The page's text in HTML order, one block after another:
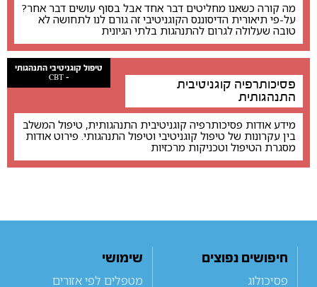
מה קורה כשאנו מחליטים דבר אחד אבל בסוף עושים דבר אחר?
על-פי תיאורית הדיסוננס הקוגניטיבי זה גורם לנו לתחושה לא
טובה שעלולה לגרום להתנהגות בלתי הגיונית
טיפול קוגניטיבי התנהגותי
- CBT
פסיכותרפיה קוגניטיבית
התנהגותית
מידע אודות פסיכותרפיה קוגניטיבית התנהגותית, טיפול המשלב
בין עקרונות של טיפול קוגניטיבי וטיפול התנהגותי. פירוט אודות
מסגרת הטיפול וטכניקות מרכזיות
חיפושים נפוצים
פסיכולוג
שימושי
מטפלים לפי אזורים